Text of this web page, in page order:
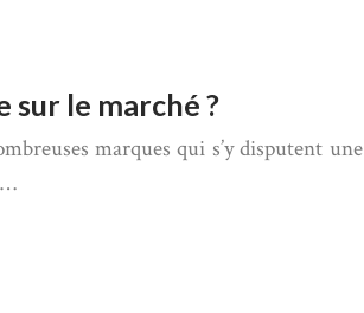
le marché ?
marques qui s’y disputent